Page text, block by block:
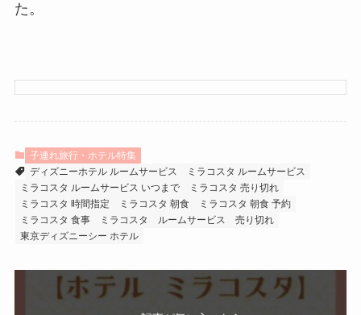
た。
子連れ旅行・ホテル特集
ディズニーホテル ルームサービス
ミラコスタ ルームサービス
ミラコスタ ルームサービス いつまで
ミラコスタ 売り切れ
ミラコスタ 時間指定
ミラコスタ 朝食
ミラコスタ 朝食 予約
ミラコスタ 食事
ミラコスタ ルームサービス 売り切れ
東京ディズニーシー ホテル